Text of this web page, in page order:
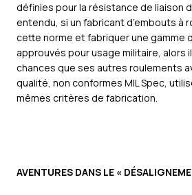
définies pour la résistance de liaison
entendu, si un fabricant d’embouts
cette norme et fabriquer une gamme
approuvés pour usage militaire, alors
chances que ses autres roulements
qualité, non conformes MIL Spec,
mêmes critères de fabrication.
AVENTURES DANS LE «